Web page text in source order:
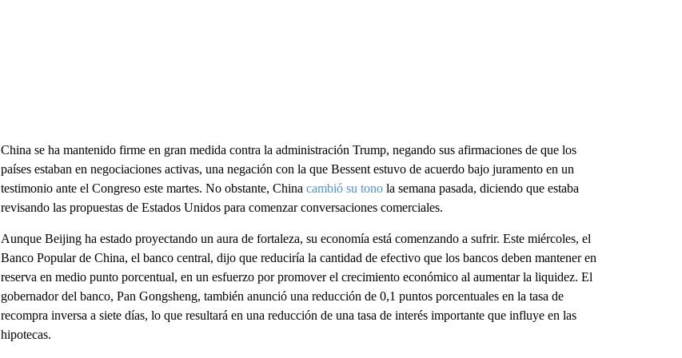
China se ha mantenido firme en gran medida contra la administración Trump, negando sus afirmaciones de que los
países estaban en negociaciones activas, una negación con la que Bessent estuvo de acuerdo bajo juramento en un
testimonio ante el Congreso este martes. No obstante, China cambió su tonola semana pasada, diciendo que estaba
revisando las propuestas de Estados Unidos para comenzar conversaciones comerciales.
Aunque Beijing ha estado proyectando un aura de fortaleza, su economía está comenzando a sufrir. Este miércoles, el
Banco Popular de China, el banco central, dijo que reduciría la cantidad de efectivo que los bancos deben mantener en
reserva en medio punto porcentual, en un esfuerzo por promover el crecimiento económico al aumentar la liquidez. El
gobernador del banco, Pan Gongsheng, también anunció una reducción de 0,1 puntos porcentuales en la tasa de
recompra inversa a siete días, lo que resultará en una reducción de una tasa de interés importante que influye en las
hipotecas.